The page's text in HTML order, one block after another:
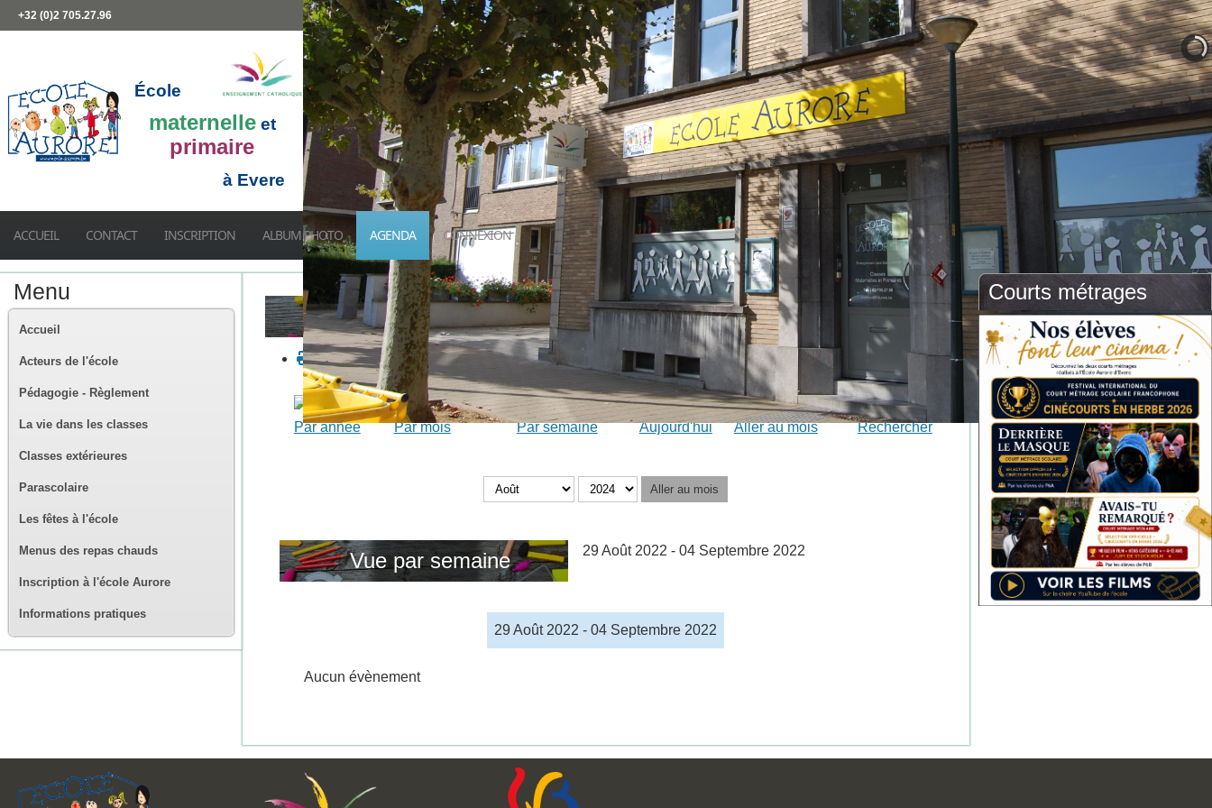
+32 (0)2 705.27.96
École
maternelle et
primaire
à Evere
ACCUEIL CONTACT INSCRIPTION ALBUM PHOTO AGENDA CONNEXION
Menu
Accueil
Acteurs de l'école
Pédagogie - Règlement
La vie dans les classes
Classes extérieures
Parascolaire
Les fêtes à l'école
Menus des repas chauds
Inscription à l'école Aurore
Informations pratiques
Calendrier
Par année Par mois Par semaine Aujourd'hui Aller au mois Rechercher
Aller au mois
Vue par semaine 29 Août 2022 - 04 Septembre 2022
29 Août 2022 - 04 Septembre 2022
Aucun évènement
Courts métrages